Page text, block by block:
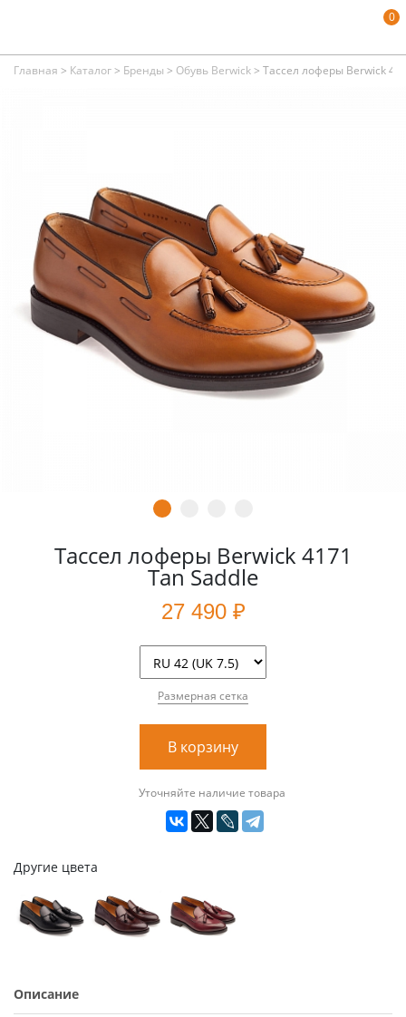
0
Главная > Каталог> Бренды > Обувь Berwick> Тассел лоферы Berwick
Тассел лоферы Berwick 4171
Tan Saddle
27 490 ₽
Размерная сетка
В корзину
Уточняйте наличие товара
Другие цвета
Описание